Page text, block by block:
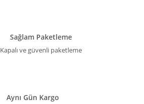
Sağlam Paketleme
Kapalı ve güvenli paketleme
Aynı Gün Kargo